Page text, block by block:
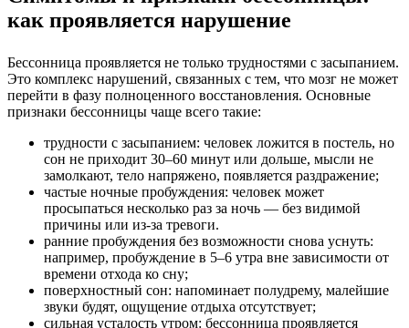
как проявляется нарушение
Бессонница проявляется не только трудностями с засыпанием.
Это комплекс нарушений, связанных с тем, что мозг не может
перейти в фазу полноценного восстановления. Основные
признаки бессонницы чаще всего такие:
трудности с засыпанием: человек ложится в постель, но
сон не приходит 30–60 минут или дольше, мысли не
замолкают, тело напряжено, появляется раздражение;
частые ночные пробуждения: человек может
просыпаться несколько раз за ночь — без видимой
причины или из-за тревоги.
ранние пробуждения без возможности снова уснуть:
например, пробуждение в 5–6 утра вне зависимости от
времени отхода ко сну;
поверхностный сон: напоминает полудрему, малейшие
звуки будят, ощущение отдыха отсутствует;
сильная усталость утром: бессонница проявляется